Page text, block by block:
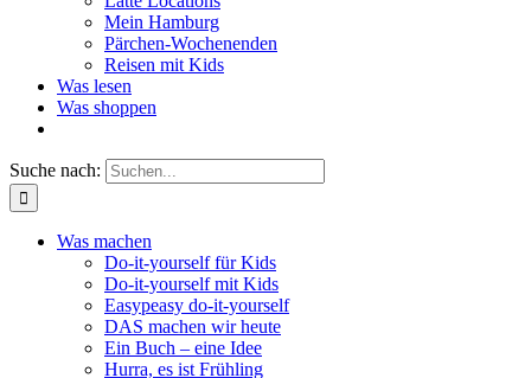
Mein Hamburg
Pärchen-Wochenenden
Reisen mit Kids
Was lesen
Was shoppen
Suche nach:
Was machen
Do-it-yourself für Kids
Do-it-yourself mit Kids
Easypeasy do-it-yourself
DAS machen wir heute
Ein Buch – eine Idee
Hurra, es ist Frühling